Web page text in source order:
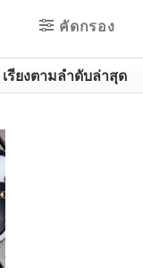
คัดกรอง